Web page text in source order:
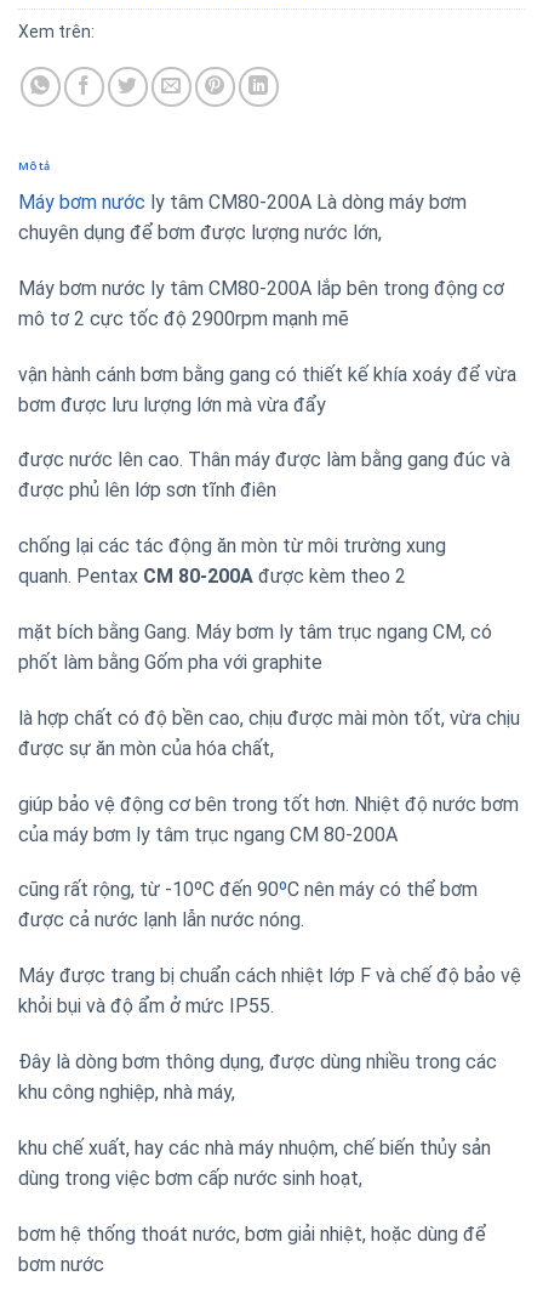
Xem trên:
Mô tả
Máy bơm nước ly tâm CM80-200A Là dòng máy bơm
chuyên dụng để bơm được lượng nước lớn,
Máy bơm nước ly tâm CM80-200A lắp bên trong động cơ
mô tơ 2 cực tốc độ 2900rpm mạnh mẽ
vận hành cánh bơm bằng gang có thiết kế khía xoáy để vừa
bơm được lưu lượng lớn mà vừa đẩy
được nước lên cao. Thân máy được làm bằng gang đúc và
được phủ lên lớp sơn tĩnh điên
chống lại các tác động ăn mòn từ môi trường xung
quanh. Pentax CM 80-200A được kèm theo 2
mặt bích bằng Gang. Máy bơm ly tâm trục ngang CM, có
phốt làm bằng Gốm pha với graphite
là hợp chất có độ bền cao, chịu được mài mòn tốt, vừa chịu
được sự ăn mòn của hóa chất,
giúp bảo vệ động cơ bên trong tốt hơn. Nhiệt độ nước bơm
của máy bơm ly tâm trục ngang CM 80-200A
cũng rất rộng, từ -10ºC đến 90ºC nên máy có thể bơm
được cả nước lạnh lẫn nước nóng.
Máy được trang bị chuẩn cách nhiệt lớp F và chế độ bảo vệ
khỏi bụi và độ ẩm ở mức IP55.
Đây là dòng bơm thông dụng, được dùng nhiều trong các
khu công nghiệp, nhà máy,
khu chế xuất, hay các nhà máy nhuộm, chế biến thủy sản
dùng trong việc bơm cấp nước sinh hoạt,
bơm hệ thống thoát nước, bơm giải nhiệt, hoặc dùng để
bơm nước